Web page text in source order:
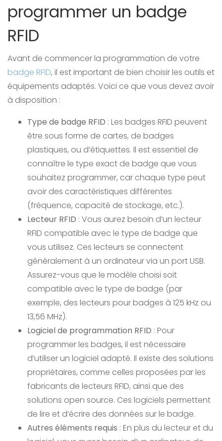
programmer un badge
RFID
Avant de commencer la programmation de votre
badge RFID, il est important de bien choisir les outils et
équipements adaptés. Voici ce que vous devez avoir
à disposition :
Type de badge RFID : Les badges RFID peuvent
être sous forme de cartes, de badges
plastiques, ou d’étiquettes. Il est essentiel de
connaître le type exact de badge que vous
souhaitez programmer, car chaque type peut
avoir des caractéristiques différentes
(fréquence, capacité de stockage, etc.).
Lecteur RFID : Vous aurez besoin d’un lecteur
RFID compatible avec le type de badge que
vous utilisez. Ces lecteurs se connectent
généralement à un ordinateur via un port USB.
Assurez-vous que le modèle choisi soit
compatible avec le type de badge (par
exemple, des lecteurs pour badges à 125 kHz ou
13,56 MHz).
Logiciel de programmation RFID : Pour
programmer les badges, il est nécessaire
d’utiliser un logiciel adapté. Il existe des solutions
propriétaires, comme celles proposées par les
fabricants de lecteurs RFID, ainsi que des
solutions open source. Ces logiciels permettent
de lire et d’écrire des données sur le badge.
Autres éléments requis : En plus du lecteur et du